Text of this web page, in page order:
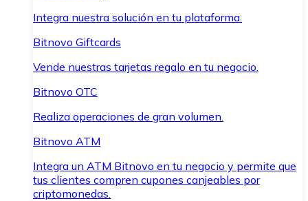
Integra nuestra solución en tu plataforma.
Bitnovo Giftcards
Vende nuestras tarjetas regalo en tu negocio.
Bitnovo OTC
Realiza operaciones de gran volumen.
Bitnovo ATM
Integra un ATM Bitnovo en tu negocio y permite que
tus clientes compren cupones canjeables por
criptomonedas.